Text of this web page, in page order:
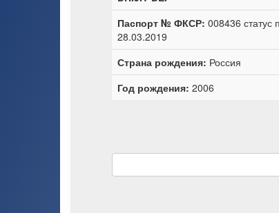
Паспорт № ФКСР: 008436 статус
28.03.2019
Страна рождения: Россия
Год рождения: 2006